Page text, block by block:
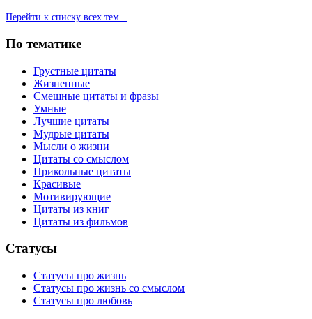
Перейти к списку всех тем...
По тематике
Грустные цитаты
Жизненные
Смешные цитаты и фразы
Умные
Лучшие цитаты
Мудрые цитаты
Мысли о жизни
Цитаты со смыслом
Прикольные цитаты
Красивые
Мотивирующие
Цитаты из книг
Цитаты из фильмов
Статусы
Статусы про жизнь
Статусы про жизнь со смыслом
Статусы про любовь